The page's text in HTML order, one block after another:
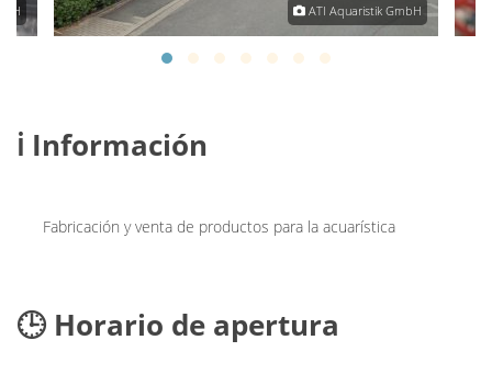
ATI Aquaristik GmbH
ℹ️ Información
Fabricación y venta de productos para la acuarística
🕒 Horario de apertura